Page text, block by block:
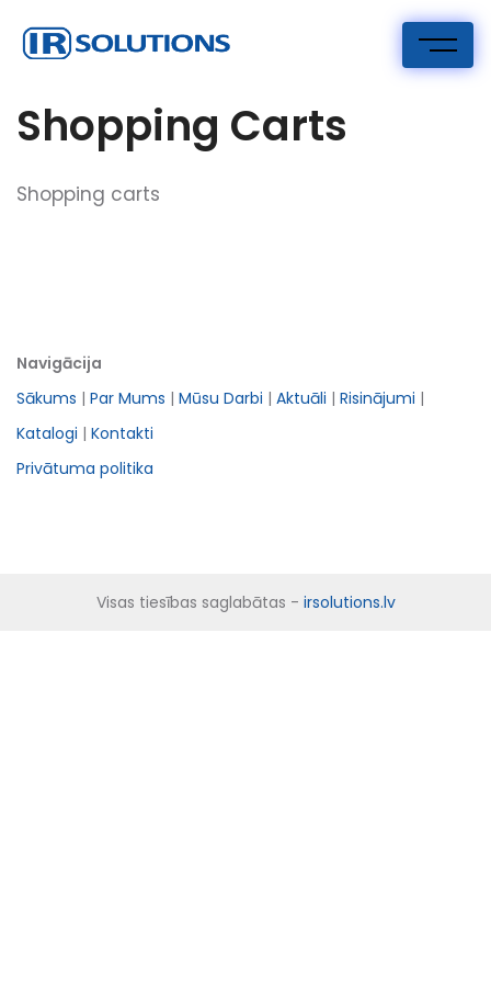
content
Shopping Carts
Shopping carts
Navigācija
Sākums | Par Mums | Mūsu Darbi | Aktuāli | Risinājumi |
Katalogi | Kontakti
Privātuma politika
Visas tiesības saglabātas - irsolutions.lv